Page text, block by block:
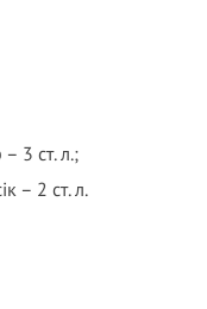
3 ст. л.;
– 2 ст. л.